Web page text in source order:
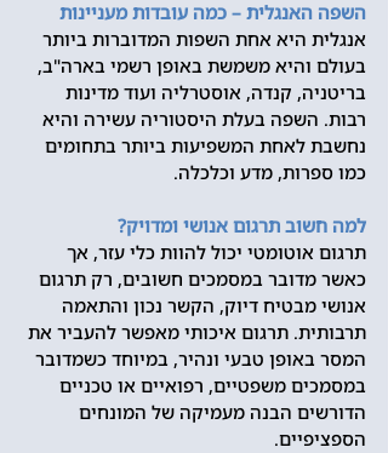
השפה האנגלית – כמה עובדות מעניינות
אנגלית היא אחת השפות המדוברות ביותר
בעולם והיא משמשת באופן רשמי בארה"ב,
בריטניה, קנדה, אוסטרליה ועוד מדינות
רבות. השפה בעלת היסטוריה עשירה והיא
נחשבת לאחת המשפיעות ביותר בתחומים
כמו ספרות, מדע וכלכלה.
למה חשוב תרגום אנושי ומדויק?
תרגום אוטומטי יכול להוות כלי עזר, אך
כאשר מדובר במסמכים חשובים, רק תרגום
אנושי מבטיח דיוק, הקשר נכון והתאמה
תרבותית. תרגום איכותי מאפשר להעביר את
המסר באופן טבעי ונהיר, במיוחד כשמדובר
במסמכים משפטיים, רפואיים או טכניים
הדורשים הבנה מעמיקה של המונחים
הספציפיים.